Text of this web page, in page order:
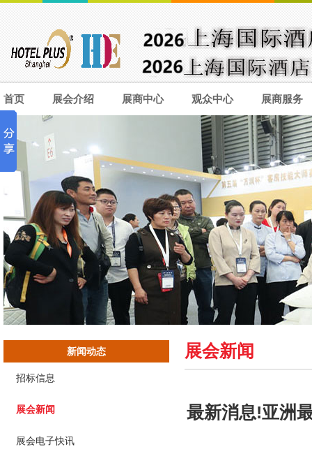
首页 展会介绍 展商中心 观众中心 展商服务
新闻动态
招标信息
展会新闻
展会电子快讯
展会新闻
最新消息!亚洲